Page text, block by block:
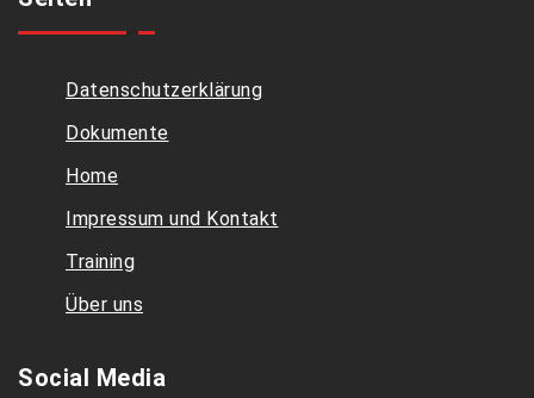
Datenschutzerklärung
Dokumente
Home
Impressum und Kontakt
Training
Über uns
Social Media